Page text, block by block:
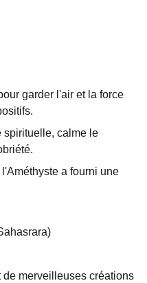
garder l'air et la force
calme le
a fourni une
merveilleuses créations